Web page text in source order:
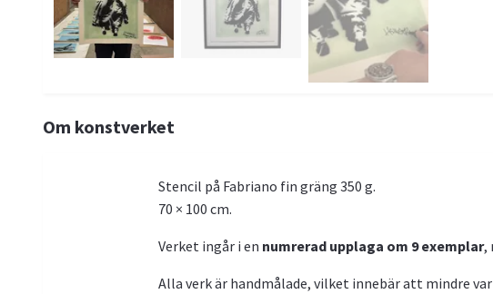
Om konstverket
Stencil på Fabriano fin gräng 350 g.
70 × 100 cm.
Verket ingår i en numrerad upplaga om 9 exemplar,
Alla verk är handmålade, vilket innebär att mindre